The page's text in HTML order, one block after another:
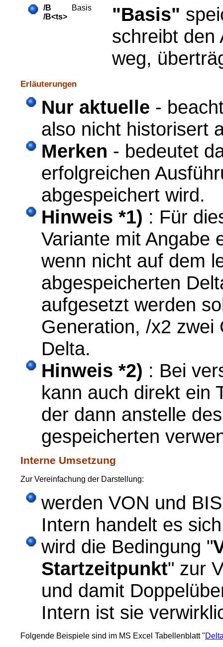
/B
/B<ts>
Basis "Basis"
schreibt den
weg,
Erläuterungen
Nur aktuelle -
also nicht historisert
Merken - bedeutet
erfolgreichen
abgespeichert wird.
Hinweis *1) : Für
Variante mit Angabe
wenn nicht auf dem
abgespeicherten
aufgesetzt werden
Generation, /x2 zwei
Delta.
Hinweis *2) : Bei
kann auch direkt ein
der dann anstelle
gespeicherten
Interne Umsetzung
Zur Vereinfachung der Darstellung:
werden VON und
Intern handelt es
wird die Bedingung "
Startzeitpunkt" zur
und damit
Intern ist sie
Folgende Beispiele sind im MS Excel Tabellenblatt "